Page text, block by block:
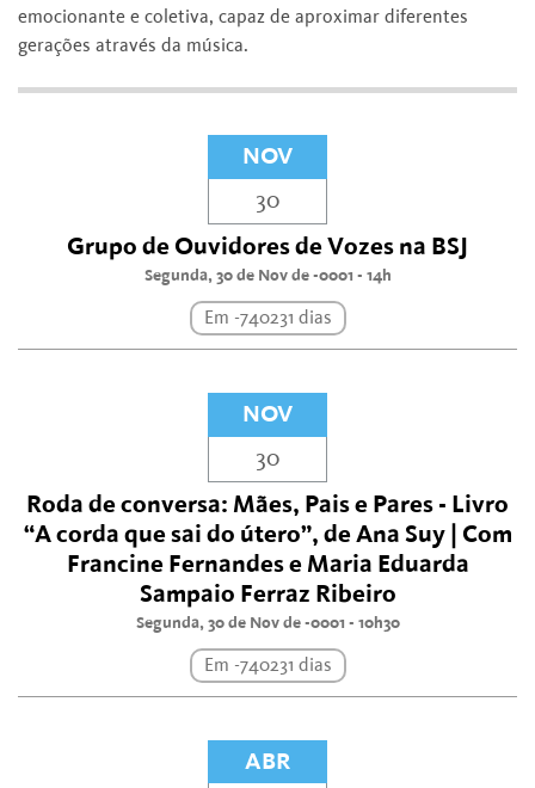
emocionante e coletiva, capaz de aproximar diferentes
gerações através da música.
NOV
30
Grupo de Ouvidores de Vozes na BSJ
Segunda, 30 de Nov de -0001 - 14h
Em -740231 dias
NOV
30
Roda de conversa: Mães, Pais e Pares - Livro
“A corda que sai do útero”, de Ana Suy | Com
Francine Fernandes e Maria Eduarda
Sampaio Ferraz Ribeiro
Segunda, 30 de Nov de -0001 - 10h30
Em -740231 dias
ABR